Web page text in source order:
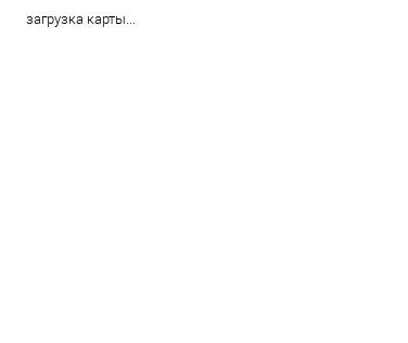
загрузка карты...